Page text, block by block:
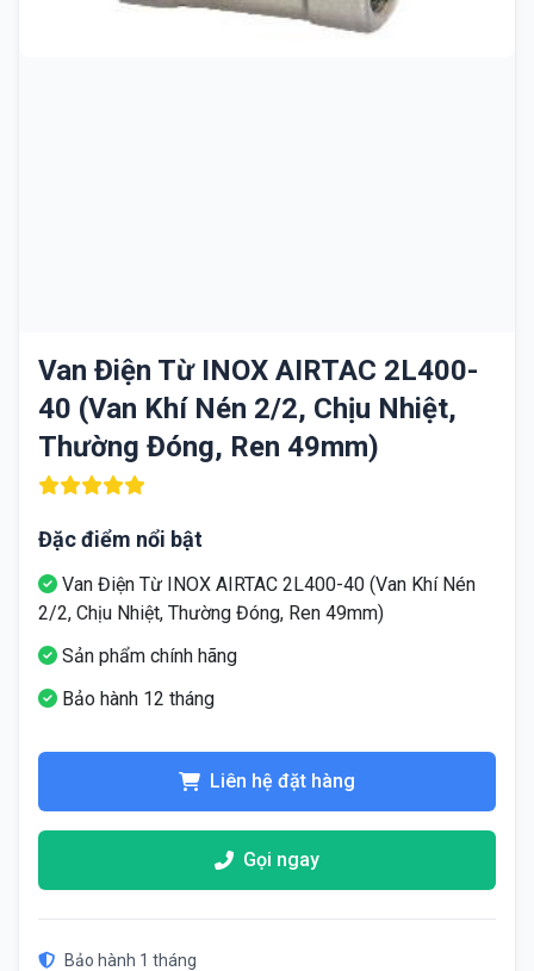
Van Điện Từ INOX AIRTAC 2L400-
40 (Van Khí Nén 2/2, Chịu Nhiệt,
Thường Đóng, Ren 49mm)
Đặc điểm nổi bật
Van Điện Từ INOX AIRTAC 2L400-40 (Van Khí Nén
2/2, Chịu Nhiệt, Thường Đóng, Ren 49mm)
Sản phẩm chính hãng
Bảo hành 12 tháng
Liên hệ đặt hàng
Gọi ngay
Bảo hành 1 tháng